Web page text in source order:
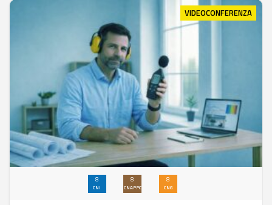
VIDEOCONFERENZA
8
CNI
8
CNAPPC
8
CNG